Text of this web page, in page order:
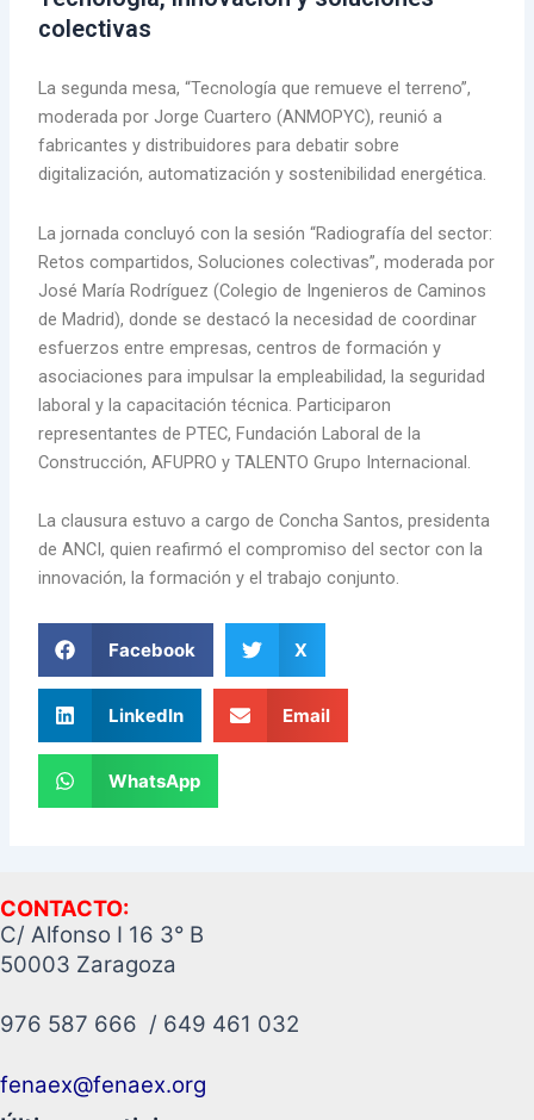
colectivas
La segunda mesa, “Tecnología que remueve el terreno”,
moderada por Jorge Cuartero (ANMOPYC), reunió a
fabricantes y distribuidores para debatir sobre
digitalización, automatización y sostenibilidad energética.
La jornada concluyó con la sesión “Radiografía del sector:
Retos compartidos, Soluciones colectivas”, moderada por
José María Rodríguez (Colegio de Ingenieros de Caminos
de Madrid), donde se destacó la necesidad de coordinar
esfuerzos entre empresas, centros de formación y
asociaciones para impulsar la empleabilidad, la seguridad
laboral y la capacitación técnica. Participaron
representantes de PTEC, Fundación Laboral de la
Construcción, AFUPRO y TALENTO Grupo Internacional.
La clausura estuvo a cargo de Concha Santos, presidenta
de ANCI, quien reafirmó el compromiso del sector con la
innovación, la formación y el trabajo conjunto.
Facebook X
LinkedIn Email
WhatsApp
CONTACTO:
C/ Alfonso I 16 3° B
50003 Zaragoza
976 587 666 / 649 461 032
fenaex@fenaex.org